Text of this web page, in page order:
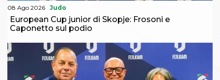
08 Ago 2026 Judo
European Cup junior di Skopje: Frosoni e
Caponetto sul podio